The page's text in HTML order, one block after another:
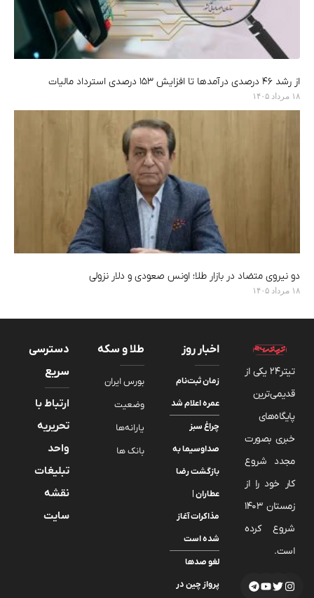
از رشد ۴۶ درصدی درآمدها تا افزایش ۱۵۳ درصدی استرداد مالیات
۱۸ مرداد ۱۴۰۵
دو نیروی متضاد در بازار طلا؛ اونس صعودی و دلار نزولی
۱۸ مرداد ۱۴۰۵
تیتر24 یکی از
قدیمی‌ترین
پایگاه‌های
خبری بصورت
مجدد شروع
کار خود را از
زمستان 1403
شروع کرده
است.
اخبار روز
زمان ثبت‌نام
عمره اعلام شد
چراغ سبز
صداوسیما به
بازگشت رضا
عطاران |
مذاکرات آغاز
شده است
لغو صدها
پرواز چین در
طلا و سکه
بورس ایران
وضعیت
یارانه‌ها
بانک ها
دسترسی
سریع
ارتباط با
تحریریه
واحد
تبلیغات
نقشه
سایت